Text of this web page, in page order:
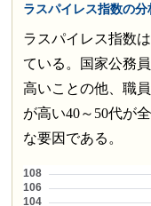
ラスパイレス指数の分
ラスパイレス指数
ている。国家公務
高いことの他、職
が高い40～50代が
な要因である。